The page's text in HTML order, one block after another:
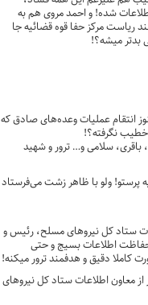
شده! و احمد مروی هم به
مرکز حفا قوه قضائیه جا
بدتر میشه؟!
انتقام عملیات وعده‌های صادق که
نگرفته؟!
باقری، سلامی ‌و… ترور و شهید
پرستو! ولو با ظاهر زشت می‌فرستاد
اطلاعات ستاد کل نیرو‌های مسلح، رئیس و
حفاظت اطلاعات بسیج و حتی
کشور از معاون اطلاعات ستاد کل نیروهای